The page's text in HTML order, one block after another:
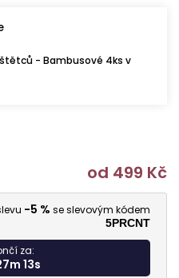
- Bambusové 4ks v
od 499 Kč
-5 % se slevovým kódem
5PRCNT
za:
12s